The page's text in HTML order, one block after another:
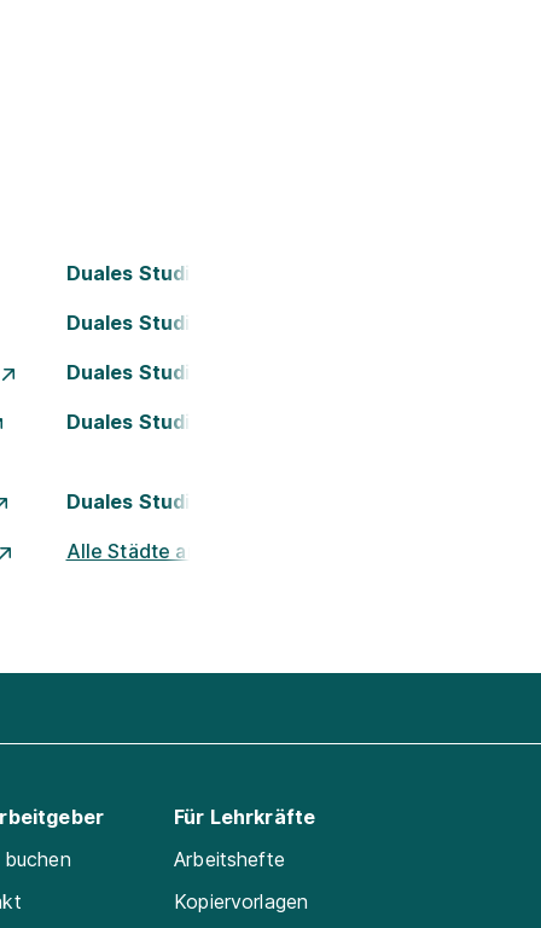
Duales Studium Bielefeld
Duales Studium Darmstadt
Duales Studium Essen
Duales Studium Kassel
Duales Studium Nürnberg
Alle Städte ansehen
Für Lehrkräfte
Arbeitshefte
Kopiervorlagen